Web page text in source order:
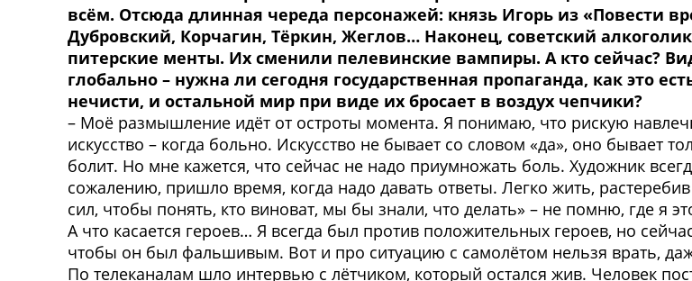
всём. Отсюда длинная череда персонажей: князь Игорь из «Повести
Дубровский, Корчагин, Тёркин, Жеглов… Наконец, советский
питерские менты. Их сменили пелевинские вампиры. А кто сейчас?
глобально – нужна ли сегодня государственная пропаганда, как это
нечисти, и остальной мир при виде их бросает в воздух чепчики?
– Моё размышление идёт от остроты момента. Я понимаю, что рискую
искусство – когда больно. Искусство не бывает со словом «да», оно бывает
болит. Но мне кажется, что сейчас не надо приумножать боль. Художник
сожалению, пришло время, когда надо давать ответы. Легко жить,
сил, чтобы понять, кто виноват, мы бы знали, что делать» – не помню, где я
А что касается героев… Я всегда был против положительных героев, но
чтобы он был фальшивым. Вот и про ситуацию с самолётом нельзя врать,
По телеканалам шло интервью с лётчиком, который остался жив. Человек